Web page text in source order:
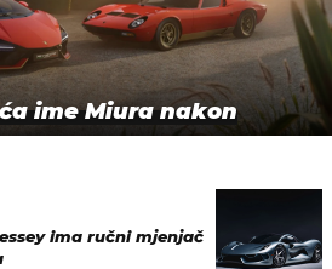
ime Miura nakon
ima ručni mjenjač